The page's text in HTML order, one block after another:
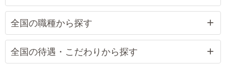
全国の職種から探す
全国の待遇・こだわりから探す